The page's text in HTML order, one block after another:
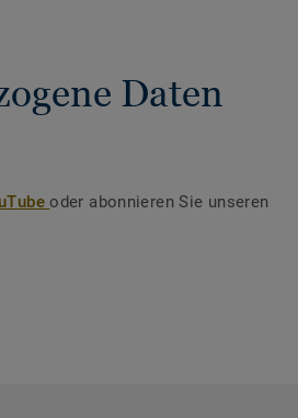
Daten
oder abonnieren Sie unseren